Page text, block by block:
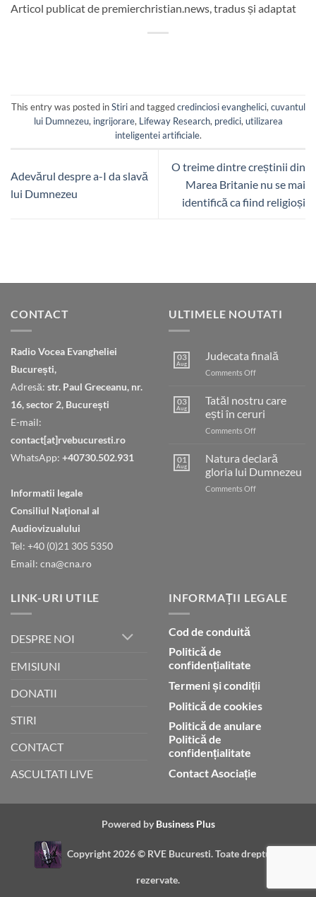
Articol publicat de premierchristian.news, tradus și adaptat
This entry was posted inStiriand taggedcredinciosi evanghelici,cuvantul
lui Dumnezeu, ingrijorare, Lifeway Research, predici,utilizarea
inteligentei artificiale.
Adevărul despre a-I da slavă
lui Dumnezeu
O treime dintre creștinii din
Marea Britanie nu se mai
identifică ca fiind religioși
CONTACT
Radio Vocea Evangheliei
București,
Adresă: str. Paul Greceanu, nr.
16, sector 2, București
E-mail:
contact[at]rvebucuresti.ro
WhatsApp: +40730.502.931
Informatii legale
Consiliul Naţional al
Audiovizualului
Tel: +40 (0)21 305 5350
Email: cna@cna.ro
ULTIMELE NOUTATI
03
Aug
Judecata finală
Comments Offon
03
Aug
Tatăl nostru care
ești în ceruri
Comments Offon
nostru
care
ești
în
01
Aug
Natura declară
gloria lui Dumnezeu
Comments Offon
LINK-URI UTILE
DESPRE NOI
EMISIUNI
DONATII
STIRI
CONTACT
ASCULTATI LIVE
INFORMAȚII LEGALE
Cod de conduită
Politică de
confidențialitate
Termeni și condiții
Politică de cookies
Politică de anulare
Politică de
confidențialitate
Contact Asociație
Powered by Business Plus
Copyright 2026 © RVE Bucuresti. Toate drepturile
rezervate.